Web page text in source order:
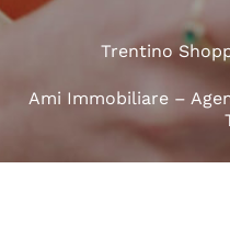
Trentino
Ami Immobiliare –